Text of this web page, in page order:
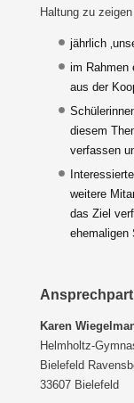
Haltung zu
jährlich
im Rahmen
aus der
diesem
verfassen
weitere
das Ziel
ehemaligen
Karen
Helmholtz-
Bielefeld
33607 Bielefeld